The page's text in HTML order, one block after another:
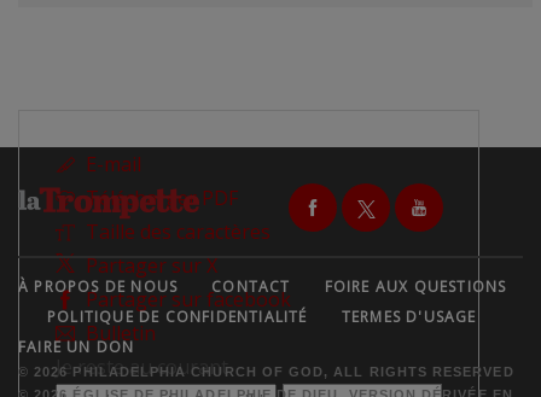
E-mail
Télécharger PDF
Taille des caractères
Partager sur X
Partager sur facebook
Bulletin
Je reste au courant
À PROPOS DE NOUS CONTACT
FOIRE AUX QUESTIONS
POLITIQUE DE CONFIDENTIALITÉ
TERMES D'USAGE
FAIRE UN DON
© 2026 PHILADELPHIA CHURCH OF GOD, ALL RIGHTS RESERVED